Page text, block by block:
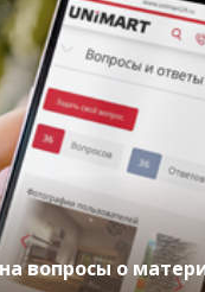
вопросы о